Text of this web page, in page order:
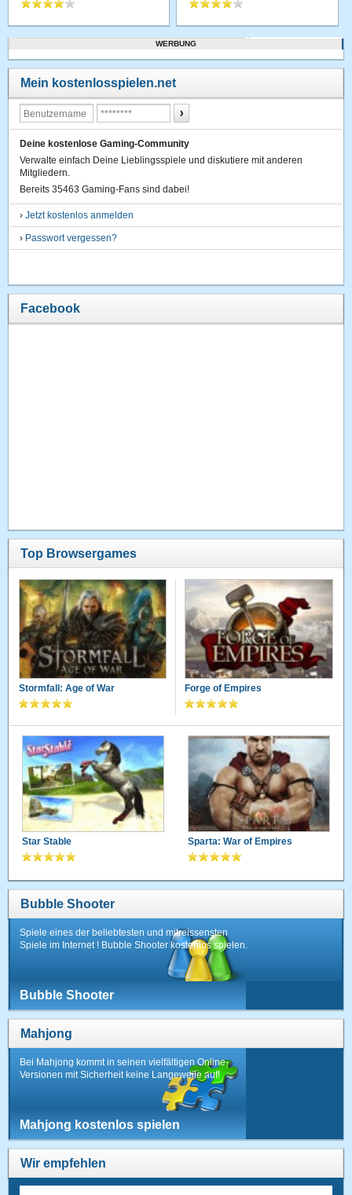
WERBUNG
Mein kostenlosspielen.net
Deine kostenlose Gaming-Community
Verwalte einfach Deine Lieblingsspiele und diskutiere mit anderen
Mitgliedern.
Bereits 35463 Gaming-Fans sind dabei!
›Jetzt kostenlos anmelden
› Passwort vergessen?
Facebook
Top Browsergames
Stormfall: Age of War Forge of Empires
Star Stable Sparta: War of Empires
Bubble Shooter
Spiele eines der beliebtesten und mitreissensten
Spiele im Internet ! Bubble Shooter kostenlos spielen.
Bubble Shooter
Mahjong
Bei Mahjong kommt in seinen vielfältigen Online-
Versionen mit Sicherheit keine Langeweile auf!
Mahjong kostenlos spielen
Wir empfehlen